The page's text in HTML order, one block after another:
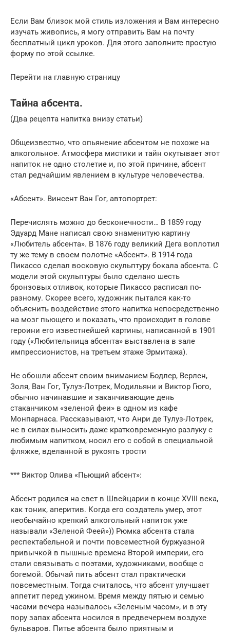
Если Вам близок мой стиль изложения и Вам интересно
изучать живопись, я могу отправить Вам на почту
бесплатный цикл уроков. Для этого заполните простую
форму по этой ссылке.
Перейти на главную страницу
Тайна абсента.
(Два рецепта напитка внизу статьи)
Общеизвестно, что опьянение абсентом не похоже на
алкогольное. Атмосфера мистики и тайн окутывает этот
напиток не одно столетие и, по этой причине, абсент
стал редчайшим явлением в культуре человечества.
«Абсент». Винсент Ван Гог, автопортрет:
Перечислять можно до бесконечности… В 1859 году
Эдуард Мане написал свою знаменитую картину
«Любитель абсента». В 1876 году великий Дега воплотил
ту же тему в своем полотне «Абсент». В 1914 года
Пикассо сделал восковую скульптуру бокала абсента. С
модели этой скульптуры было сделано шесть
бронзовых отливок, которые Пикассо расписал по-
разному. Скорее всего, художник пытался как-то
объяснить воздействие этого напитка непосредственно
на мозг пьющего и показать, что происходит в голове
героини его известнейшей картины, написанной в 1901
году («Любительница абсента» выставлена в зале
импрессионистов, на третьем этаже Эрмитажа).
Не обошли абсент своим вниманием Бодлер, Верлен,
Золя, Ван Гог, Тулуз-Лотрек, Модильяни и Виктор Гюго,
обычно начинавшие и заканчивающие день
стаканчиком «зеленой феи» в одном из кафе
Монпарнаса. Рассказывают, что Анри де Тулуз-Лотрек,
не в силах выносить даже кратковременную разлуку с
любимым напитком, носил его с собой в специальной
фляжке, вделанной в рукоять трости
*** Виктор Олива «Пьющий абсент»:
Абсент родился на свет в Швейцарии в конце XVIII века,
как тоник, аперитив. Когда его создатель умер, этот
необычайно крепкий алкогольный напиток уже
называли «Зеленой Феей»)) Рюмка абсента стала
респектабельной и почти повсеместной буржуазной
привычкой в пышные времена Второй империи, его
стали связывать с поэтами, художниками, вообще с
богемой. Обычай пить абсент стал практически
повсеместным. Тогда считалось, что абсент улучшает
аппетит перед ужином. Время между пятью и семью
часами вечера называлось «Зеленым часом», и в эту
пору запах абсента носился в предвечернем воздухе
бульваров. Питье абсента было приятным и